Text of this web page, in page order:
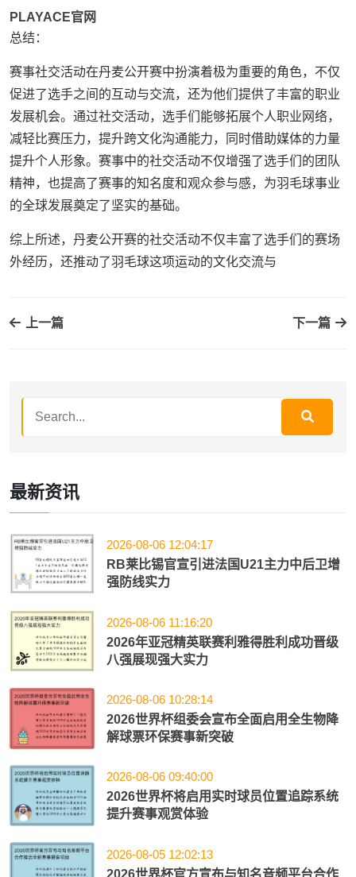
PLAYACE官网
总结：
赛事社交活动在丹麦公开赛中扮演着极为重要的角色，不仅
促进了选手之间的互动与交流，还为他们提供了丰富的职业
发展机会。通过社交活动，选手们能够拓展个人职业网络，
减轻比赛压力，提升跨文化沟通能力，同时借助媒体的力量
提升个人形象。赛事中的社交活动不仅增强了选手们的团队
精神，也提高了赛事的知名度和观众参与感，为羽毛球事业
的全球发展奠定了坚实的基础。
综上所述，丹麦公开赛的社交活动不仅丰富了选手们的赛场
外经历，还推动了羽毛球这项运动的文化交流与
上一篇 下一篇
最新资讯
2026-08-06 12:04:17
RB莱比锡官宣引进法国U21主力中后卫增
强防线实力
2026-08-06 11:16:20
2026年亚冠精英联赛利雅得胜利成功晋级
八强展现强大实力
2026-08-06 10:28:14
2026世界杯组委会宣布全面启用全生物降
解球票环保赛事新突破
2026-08-06 09:40:00
2026世界杯将启用实时球员位置追踪系统
提升赛事观赏体验
2026-08-05 12:02:13
2026世界杯官方宣布与知名音频平台合作